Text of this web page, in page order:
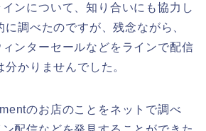
ンについて、知り合いにも協力し
調べたのですが、残念ながら、
ンターセールなどをラインで配信
かりませんでした。
のお店のことをネットで調べ